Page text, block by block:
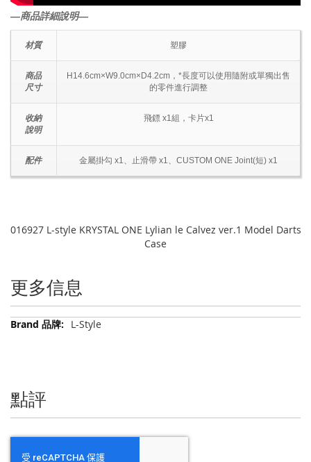
―商品詳細說明―
材質 塑膠
商品
尺寸
H14.6cm×W9.0cm×D4.2cm，*長度可以使用隨附或單獨出售
的零件進行調整
收納
說明
飛鏢 x1組，卡片x1
配件 金屬掛勾 x1、止滑帶 x1、CUSTOM ONE Joint(短) x1
016927 L-style KRYSTAL ONE Lylian le Calvez ver.1 Model Darts
Case
更多信息
更
L-Style
點評